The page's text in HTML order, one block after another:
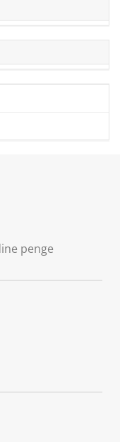
penge